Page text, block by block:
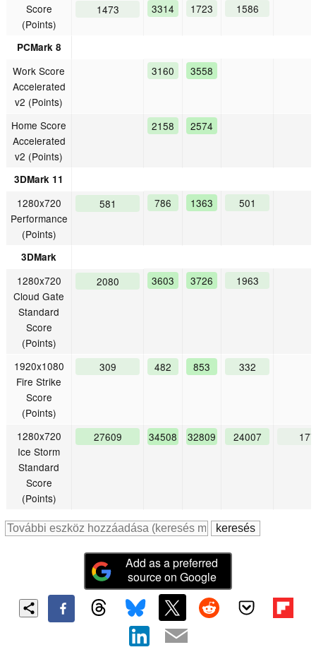
Score
(Points)
1473 3314 1723 1586
PCMark 8
Work Score
Accelerated
v2 (Points)
3160 3558
Home Score
Accelerated
v2 (Points)
2158 2574
3DMark 11
1280x720
Performance
(Points)
581 786 1363 501
3DMark
1280x720
Cloud Gate
Standard
Score
(Points)
2080 3603 3726 1963
1920x1080
Fire Strike
Score
(Points)
309 482 853 332
1280x720
Ice Storm
Standard
Score
(Points)
27609 34508 32809 24007
Add as a preferred
source on Google